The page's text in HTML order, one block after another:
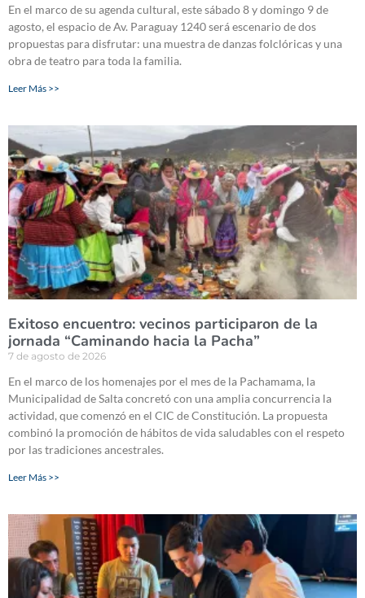
En el marco de su agenda cultural, este sábado 8 y domingo 9 de
agosto, el espacio de Av. Paraguay 1240 será escenario de dos
propuestas para disfrutar: una muestra de danzas folclóricas y una
obra de teatro para toda la familia.
Leer Más >>
Exitoso encuentro: vecinos participaron de la
jornada “Caminando hacia la Pacha”
7 de agosto de 2026
En el marco de los homenajes por el mes de la Pachamama, la
Municipalidad de Salta concretó con una amplia concurrencia la
actividad, que comenzó en el CIC de Constitución. La propuesta
combinó la promoción de hábitos de vida saludables con el respeto
por las tradiciones ancestrales.
Leer Más >>